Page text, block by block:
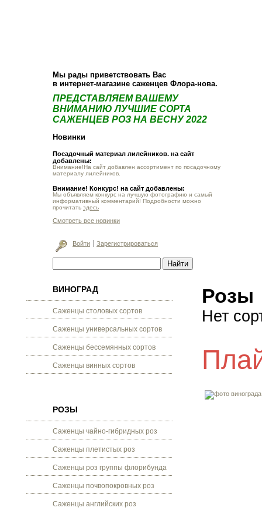
Мы рады приветствовать Вас
в интернет-магазине саженцев Флора-нова.
ПРЕДСТАВЛЯЕМ ВАШЕМУ
ВНИМАНИЮ ЛУЧШИЕ СОРТА
САЖЕНЦЕВ РОЗ НА ВЕСНУ 2022
Новинки
Посадочный материал лилейников. на сайт
добавлены:
Внимание!На сайт добавлен ассортимент по посадочному
материалу лилейников.
Внимание! Конкурс! на сайт добавлены:
Мы объявляем конкурс на лучшую фотографию и самый
информативный комментарий! Подробности можно
прочитать здесь
Смотреть все новинки
Войти Зарегистрироваться
ВИНОГРАД
Саженцы столовых сортов
Саженцы универсальных сортов
Саженцы бессемянных сортов
Саженцы винных сортов
РОЗЫ
Саженцы чайно-гибридных роз
Саженцы плетистых роз
Саженцы роз группы флорибунда
Саженцы почвопокровных роз
Саженцы английских роз
Розы
Нет